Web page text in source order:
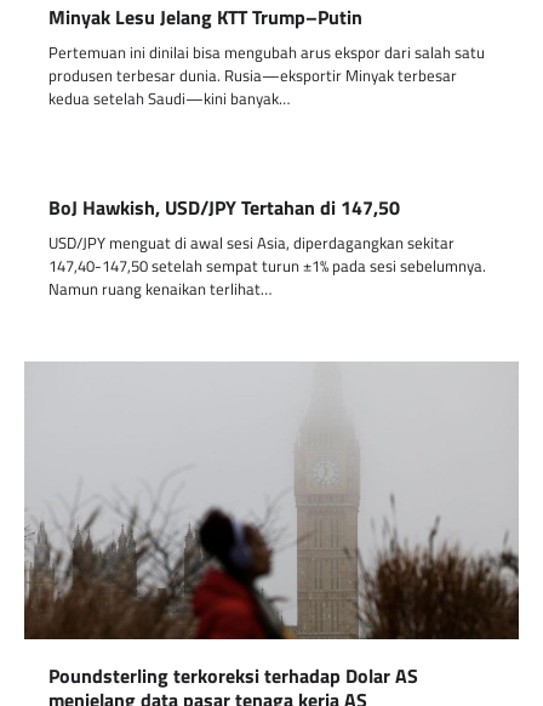
Minyak Lesu Jelang KTT Trump–Putin
Pertemuan ini dinilai bisa mengubah arus ekspor dari salah satu
produsen terbesar dunia. Rusia—eksportir Minyak terbesar
kedua setelah Saudi—kini banyak…
BoJ Hawkish, USD/JPY Tertahan di 147,50
USD/JPY menguat di awal sesi Asia, diperdagangkan sekitar
147,40-147,50 setelah sempat turun ±1% pada sesi sebelumnya.
Namun ruang kenaikan terlihat…
Poundsterling terkoreksi terhadap Dolar AS
menjelang data pasar tenaga kerja AS